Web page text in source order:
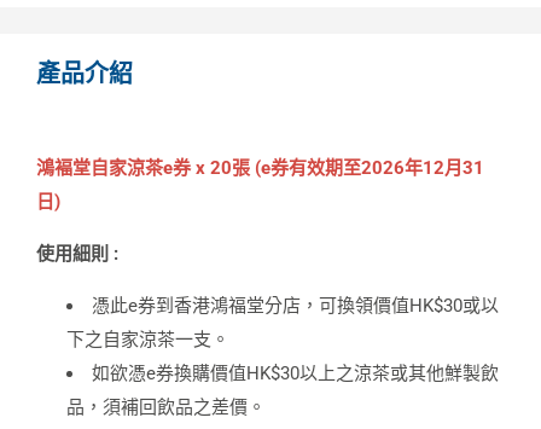
產品介紹
鴻褔堂自家涼茶e券 x 20張 (e券有效期至2026年12月31
日)
使用細則 :
憑此e券到香港鴻福堂分店，可換領價值HK$30或以
下之自家涼茶一支。
如欲憑e券換購價值HK$30以上之涼茶或其他鮮製飲
品，須補回飲品之差價。